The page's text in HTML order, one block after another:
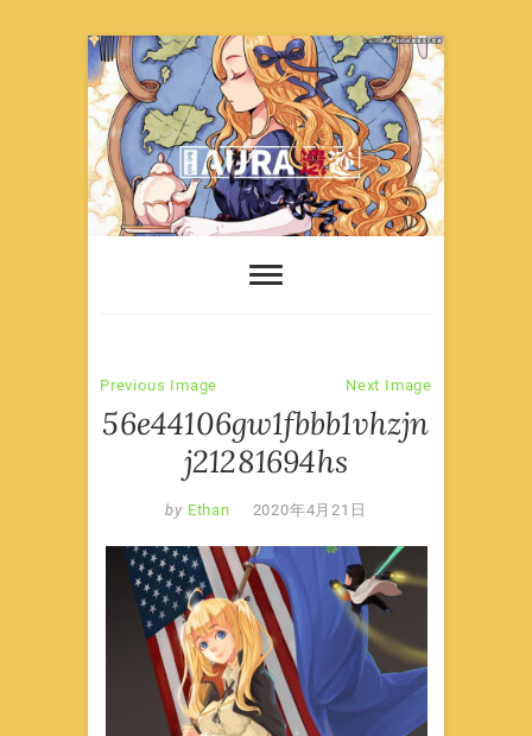
Skip
to
content
Previous Image Next Image
56e44106gw1fbbb1vhzjn
j21281694hs
by Ethan 2020年4月21日